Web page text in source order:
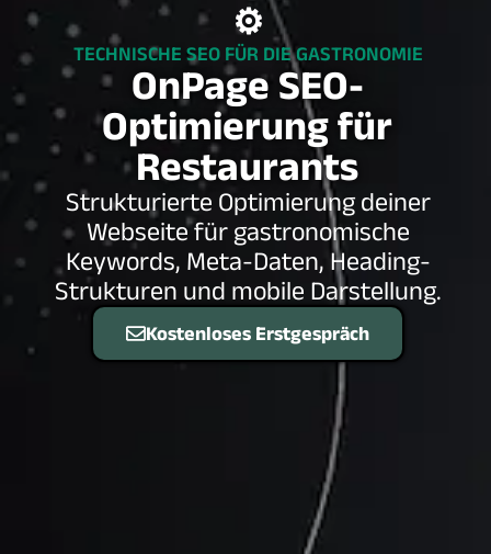
⚙️
TECHNISCHE SEO FÜR DIE GASTRONOMIE
OnPage SEO-
Optimierung für
Restaurants
Strukturierte Optimierung deiner
Webseite für gastronomische
Keywords, Meta-Daten, Heading-
Strukturen und mobile Darstellung.
Kostenloses Erstgespräch